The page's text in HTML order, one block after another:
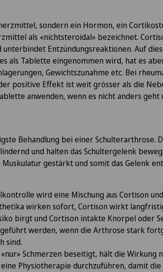
sondern ein Hormon, ein
als «nichtsteroidal» bezeichnet.
Entzündungsreaktionen. Auf
als Tablette eingenommen wird, hat es
Gewichtszunahme etc. Bei
positive Effekt ist weit grösser als die
anwenden, wenn es nicht anders geht
Behandlung bei einer Schulterarthrose.
und halten das Schultergelenk
gestärkt und somit das Gelenk
wird eine Mischung aus Cortison
wirken sofort, Cortison wirkt
birgt und Cortison intakte Knorpel oder
werden, wenn die Arthrose stark
sind.
Schmerzen beseitigt, hält die Wirkung
Physiotherapie durchzuführen, damit